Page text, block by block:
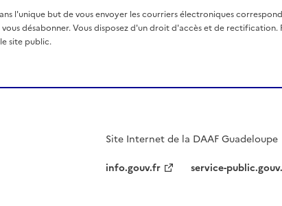
l'unique but de vous envoyer les courriers électroniques
désabonner. Vous disposez d'un droit d'accès et de
site public.
Site Internet de la DAAF Guadeloupe
info.gouv.fr
service-